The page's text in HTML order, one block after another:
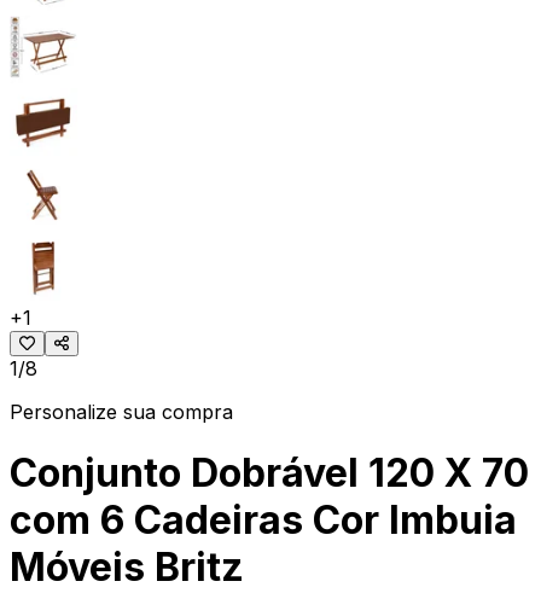
+1
1/8
Personalize sua compra
Conjunto Dobrável 120 X 70
com 6 Cadeiras Cor Imbuia
Móveis Britz